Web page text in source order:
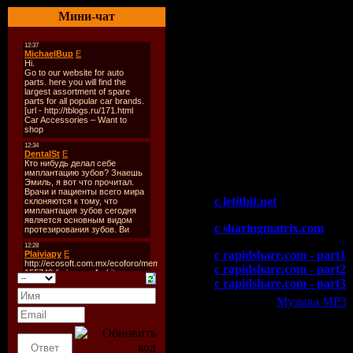
Мини-чат
c letitbit.net
c sharingmatrix.com
c rapidshare.com - part1
c rapidshare.com - part2
c rapidshare.com - part3
Музыка МР3